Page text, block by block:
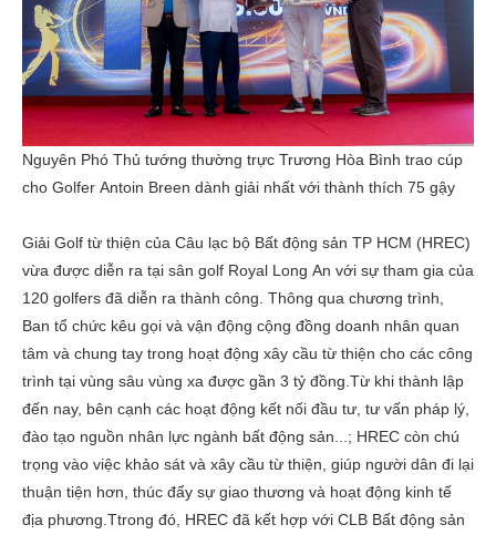
Nguyên Phó Thủ tướng thường trực Trương Hòa Bình trao cúp
cho Golfer Antoin Breen dành giải nhất với thành thích 75 gậy
Giải Golf từ thiện của Câu lạc bộ Bất động sản TP HCM (HREC)
vừa được diễn ra tại sân golf Royal Long An với sự tham gia của
120 golfers đã diễn ra thành công. Thông qua chương trình,
Ban tổ chức kêu gọi và vận động cộng đồng doanh nhân quan
tâm và chung tay trong hoạt động xây cầu từ thiện cho các công
trình tại vùng sâu vùng xa được gần 3 tỷ đồng.Từ khi thành lập
đến nay, bên cạnh các hoạt động kết nối đầu tư, tư vấn pháp lý,
đào tạo nguồn nhân lực ngành bất động sản...; HREC còn chú
trọng vào việc khảo sát và xây cầu từ thiện, giúp người dân đi lại
thuận tiện hơn, thúc đẩy sự giao thương và hoạt động kinh tế
địa phương.Ttrong đó, HREC đã kết hợp với CLB Bất động sản